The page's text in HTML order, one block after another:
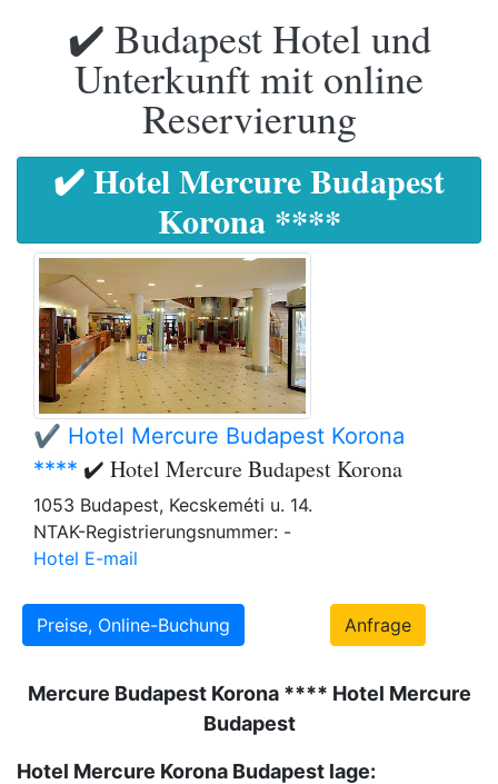
✔️ Budapest Hotel und
Unterkunft mit online
Reservierung
✔️ Hotel Mercure Budapest
Korona ****
✔️ Hotel Mercure Budapest Korona
**** ✔️ Hotel Mercure Budapest Korona
1053 Budapest, Kecskeméti u. 14.
NTAK-Registrierungsnummer: -
Hotel E-mail
Preise, Online-Buchung Anfrage
Mercure Budapest Korona **** Hotel Mercure
Budapest
Hotel Mercure Korona Budapest lage: